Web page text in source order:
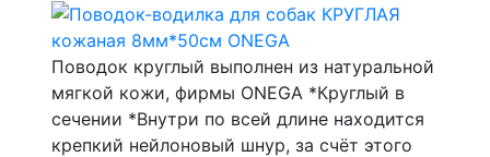
Поводок круглый выполнен из натуральной
мягкой кожи, фирмы ONEGA *Круглый в
сечении *Внутри по всей длине находится
крепкий нейлоновый шнур, за счёт этого